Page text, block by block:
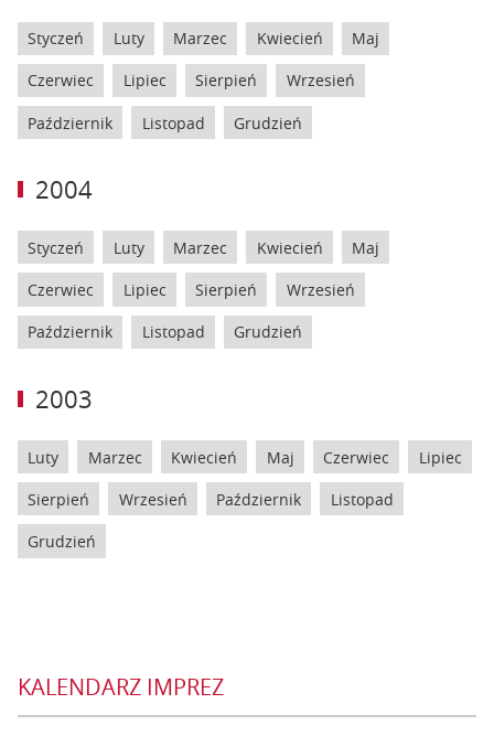
Styczeń Luty Marzec Kwiecień Maj
Czerwiec Lipiec Sierpień Wrzesień
Październik Listopad Grudzień
2004
Styczeń Luty Marzec Kwiecień Maj
Czerwiec Lipiec Sierpień Wrzesień
Październik Listopad Grudzień
2003
Luty Marzec Kwiecień Maj Czerwiec Lipiec
Sierpień Wrzesień Październik Listopad
Grudzień
KALENDARZ IMPREZ